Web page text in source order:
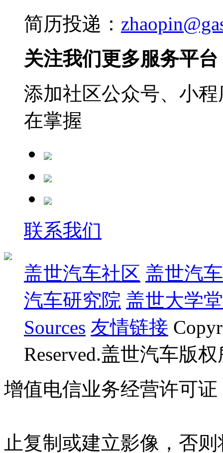
简历投递：
关注我们更多服务平台
添加社区公众号、小
在掌握
联系我们
盖世汽车社区 盖世汽
汽车研究院 盖世大学堂
Sources 友情链接
Reserved.盖世汽车版
增值电信业务经营许可证
止复制或建立影像，否